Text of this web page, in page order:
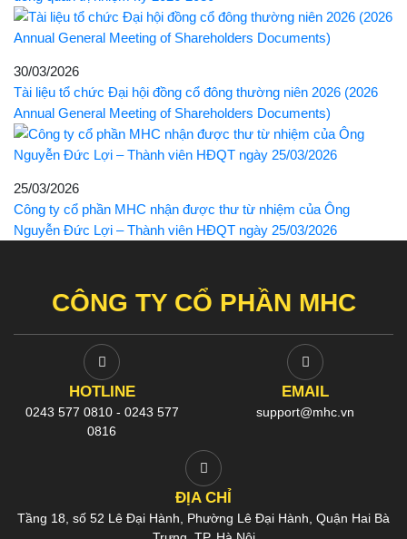
30/03/2026
Tài liệu tổ chức Đại hội đồng cổ đông thường niên 2026 (2026
Annual General Meeting of Shareholders Documents)
25/03/2026
Công ty cổ phần MHC nhận được thư từ nhiệm của Ông
Nguyễn Đức Lợi – Thành viên HĐQT ngày 25/03/2026
CÔNG TY CỔ PHẦN MHC
HOTLINE
0243 577 0810 - 0243 577
0816
EMAIL
support@mhc.vn
ĐỊA CHỈ
Tầng 18, số 52 Lê Đại Hành, Phường Lê Đại Hành, Quận Hai Bà